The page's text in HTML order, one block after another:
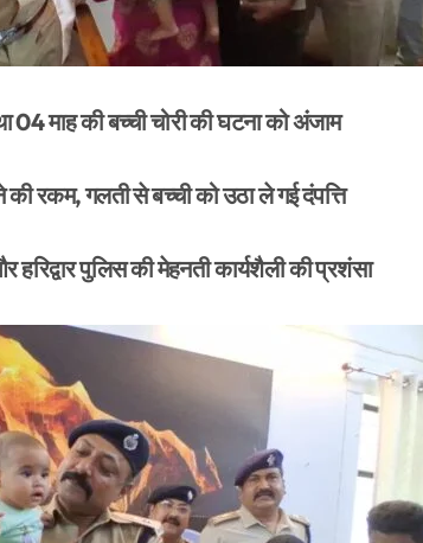
04 माह की बच्ची चोरी की घटना को अंजाम
रकम, गलती से बच्ची को उठा ले गई दंपत्ति
पुलिस की मेहनती कार्यशैली की प्रशंसा